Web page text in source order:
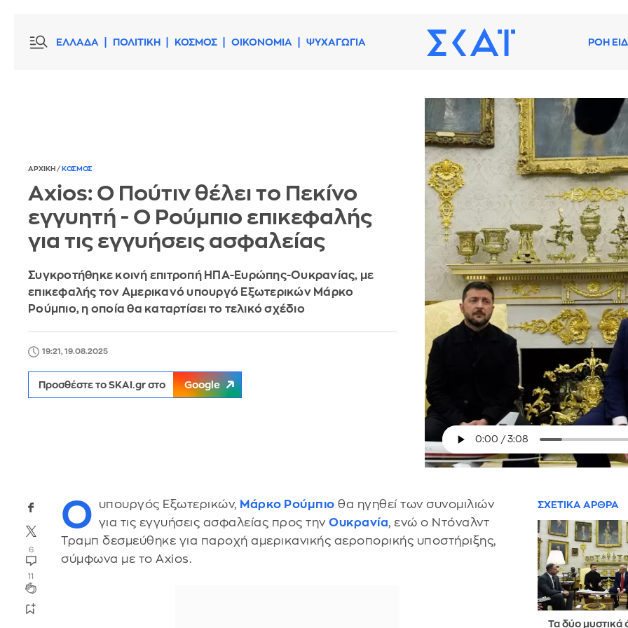
ΕΛΛΑΔΑ ΠΟΛΙΤΙΚΗ ΚΟΣΜΟΣ ΟΙΚΟΝΟΜΙΑ ΨΥΧΑΓΩΓΙΑ ΡΟΗ
ΑΡΧΙΚΗ / ΚΟΣΜΟΣ
Axios: Ο Πούτιν θέλει το Πεκίνο
εγγυητή - Ο Ρούμπιο επικεφαλής
για τις εγγυήσεις ασφαλείας
Συγκροτήθηκε κοινή επιτροπή ΗΠΑ-Ευρώπης-Ουκρανίας, με
επικεφαλής τον Αμερικανό υπουργό Εξωτερικών Μάρκο
Ρούμπιο, η οποία θα καταρτίσει το τελικό σχέδιο
19:21, 19.08.2025
Προσθέστε το SKAI.gr στο Google
6
11
Ο υπουργός Εξωτερικών, Μάρκο Ρούμπιο θα ηγηθεί των συνομιλιών
για τις εγγυήσεις ασφαλείας προς τηνΟυκρανία, ενώ ο Ντόναλντ
Τραμπ δεσμεύθηκε για παροχή αμερικανικής αεροπορικής υποστήριξης,
σύμφωνα με το Axios.
ΣΧΕΤΙΚΑ ΑΡΘΡΑ
Τα δύο μυστικά